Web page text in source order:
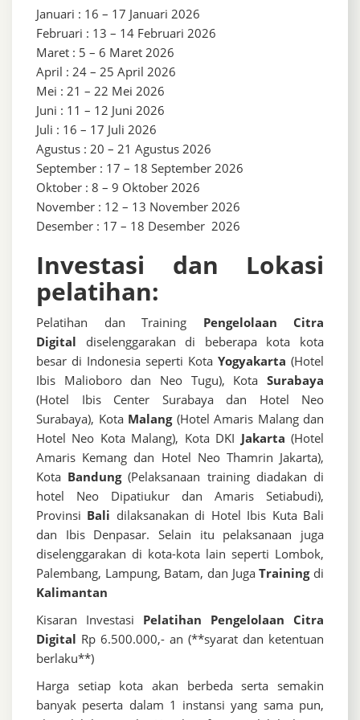
Januari : 16 – 17 Januari 2026
Februari : 13 – 14 Februari 2026
Maret : 5 – 6 Maret 2026
April : 24 – 25 April 2026
Mei : 21 – 22 Mei 2026
Juni : 11 – 12 Juni 2026
Juli : 16 – 17 Juli 2026
Agustus : 20 – 21 Agustus 2026
September : 17 – 18 September 2026
Oktober : 8 – 9 Oktober 2026
November : 12 – 13 November 2026
Desember : 17 – 18 Desember 2026
Investasi dan Lokasi
pelatihan:
Pelatihan dan Training Pengelolaan Citra
Digital diselenggarakan di beberapa kota kota
besar di Indonesia seperti Kota Yogyakarta (Hotel
Ibis Malioboro dan Neo Tugu), Kota Surabaya
(Hotel Ibis Center Surabaya dan Hotel Neo
Surabaya), Kota Malang(Hotel Amaris Malang dan
Hotel Neo Kota Malang), Kota DKI Jakarta (Hotel
Amaris Kemang dan Hotel Neo Thamrin Jakarta),
Kota Bandung(Pelaksanaan training diadakan di
hotel Neo Dipatiukur dan Amaris Setiabudi),
Provinsi Bali dilaksanakan di Hotel Ibis Kuta Bali
dan Ibis Denpasar. Selain itu pelaksanaan juga
diselenggarakan di kota-kota lain seperti Lombok,
Palembang, Lampung, Batam, dan JugaTrainingdi
Kalimantan
Kisaran Investasi Pelatihan Pengelolaan Citra
Digital Rp 6.500.000,- an (**syarat dan ketentuan
berlaku**)
Harga setiap kota akan berbeda serta semakin
banyak peserta dalam 1 instansi yang sama pun,